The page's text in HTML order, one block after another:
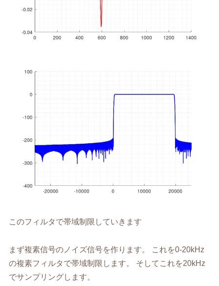
このフィルタで帯域制限していきます
まず複素信号のノイズ信号を作ります。 これを0-20kHz
の複素フィルタで帯域制限します。 そしてこれを20kHz
でサンプリングします。